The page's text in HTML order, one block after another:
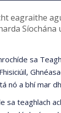
eagraithe
Síochána
sa
nó a bhí mar
sa teaghlach